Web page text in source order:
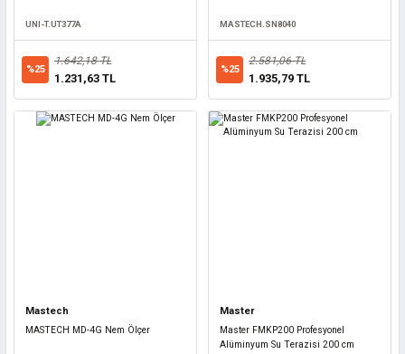
UNI-T.UT377A
%25
1.642,18 TL
1.231,63 TL
MASTECH.SN8040
%25
2.581,06 TL
1.935,79 TL
Mastech
MASTECH MD-4G Nem Ölçer
Master
Master FMKP200 Profesyonel
Alüminyum Su Terazisi 200 cm